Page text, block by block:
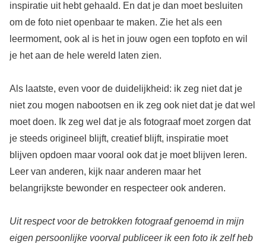
inspiratie uit hebt gehaald. En dat je dan moet besluiten
om de foto niet openbaar te maken. Zie het als een
leermoment, ook al is het in jouw ogen een topfoto en wil
je het aan de hele wereld laten zien.
Als laatste, even voor de duidelijkheid: ik zeg niet dat je
niet zou mogen nabootsen en ik zeg ook niet dat je dat wel
moet doen. Ik zeg wel dat je als fotograaf moet zorgen dat
je steeds origineel blijft, creatief blijft, inspiratie moet
blijven opdoen maar vooral ook dat je moet blijven leren.
Leer van anderen, kijk naar anderen maar het
belangrijkste bewonder en respecteer ook anderen.
Uit respect voor de betrokken fotograaf genoemd in mijn
eigen persoonlijke voorval publiceer ik een foto ik zelf heb